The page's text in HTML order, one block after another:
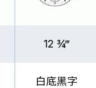
12 ¾‴
白底黑字